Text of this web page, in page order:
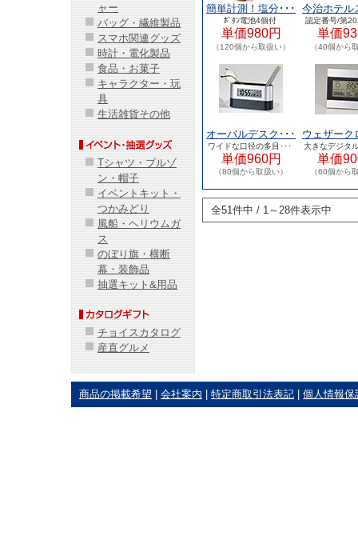
簡単計測！塩分･･･
ﾎﾞﾀﾝ電池4個付
単価980円
（120個から取扱い）
今治ホテル
認定番号/第
単価
（40個から
オーバルデスク･･･
ワイドな口径の多目･･･
単価960円
（80個から取扱い）
ウェザーク
大きなデジタ
単価
（60個から
全51件中 / 1～28件表示中
ャー
バッグ・繊維製品
スマホ関連グッズ
時計・電化製品
食品・お菓子
キャラクター・玩
具
生活雑貨その他
Tシャツ・ブルゾ
ン・帽子
イベントキット・
つかみどり
風船・ヘリウムガ
ス
のぼり旗・横断
幕・装飾品
抽選キット&用品
チョイスカタログ
産直グルメ
商品の掲載希望 会社案内 特定商取引法表記 個人情報保